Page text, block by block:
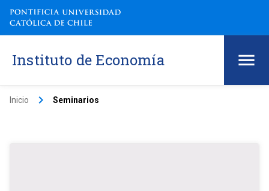
Instituto de Economía
Inicio keyboard_arrow_right Seminarios